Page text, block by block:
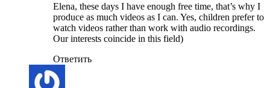
Elena, these days I have enough free time, that’s why I
produce as much videos as I can. Yes, children prefer to
watch videos rather than work with audio recordings.
Our interests coincide in this field)
Ответить